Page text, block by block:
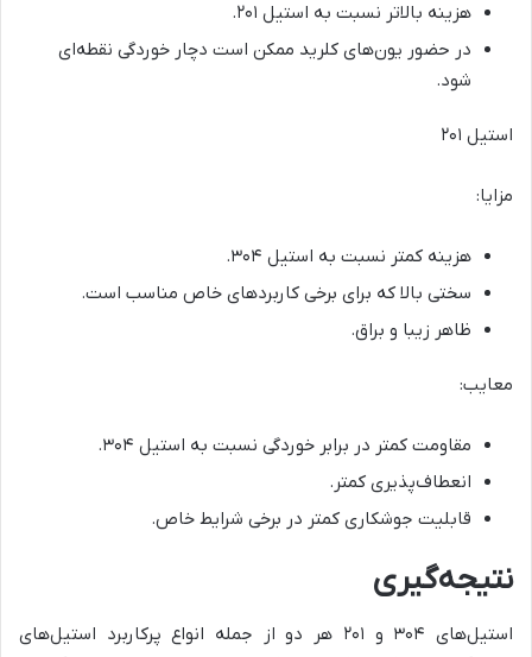
هزینه بالاتر نسبت به استیل ۲۰۱.
در حضور یون‌های کلرید ممکن است دچار خوردگی نقطه‌ای
شود.
استیل ۲۰۱
مزایا:
هزینه کمتر نسبت به استیل ۳۰۴.
سختی بالا که برای برخی کاربردهای خاص مناسب است.
ظاهر زیبا و براق.
معایب:
مقاومت کمتر در برابر خوردگی نسبت به استیل ۳۰۴.
انعطاف‌پذیری کمتر.
قابلیت جوشکاری کمتر در برخی شرایط خاص.
نتیجه‌گیری
استیل‌های ۳۰۴ و ۲۰۱ هر دو از جمله انواع پرکاربرد استیل‌های